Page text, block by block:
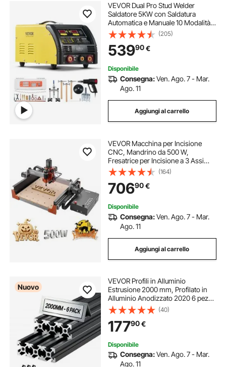
VEVOR Dual Pro Stud Welder
Saldatore 5KW con Saldatura
Automatica e Manuale 10 Modalità
Saldatura a Punti Macchina per
Riparazione di Ammaccature con
Saldatura per Pannelli Auto in
Acciaio Alluminio
(205)
53990€
Disponibile
Consegna:Ven. Ago. 7 - Mar.
Ago. 11
Aggiungi al carrello
VEVOR Macchina per Incisione
CNC, Mandrino da 500 W,
Fresatrice per Incisione a 3 Assi
con Doppie Guide Lineari e Vite a
Ricircolo di Sfere, Area di Lavoro
40x40x9,5 cm, per Rifilatura Legno
Acrilico
(164)
70690€
Disponibile
Consegna:Ven. Ago. 7 - Mar.
Ago. 11
Aggiungi al carrello
Nuovo
VEVOR Profili in Alluminio
Estrusione 2000 mm, Profilato in
Alluminio Anodizzato 2020 6 pezzi
con Scanalatura a T Normativa
Europea, Profilo Estruso 2020 per
Stampante 3D Macchina CNC Fai
da te
(40)
17790€
Disponibile
Consegna:Ven. Ago. 7 - Mar.
Ago. 11